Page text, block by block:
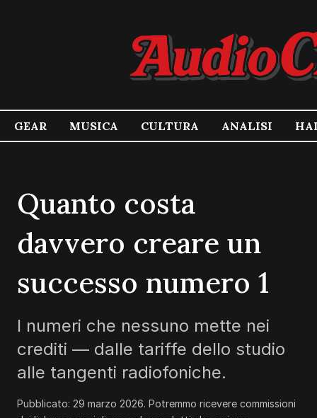
GEAR MUSICA CULTURA ANALISI
Quanto costa
davvero creare un
successo numero 1
I numeri che nessuno mette nei
crediti — dalle tariffe dello studio
alle tangenti radiofoniche.
Pubblicato: 29 marzo 2026. Potremmo ricevere commissioni